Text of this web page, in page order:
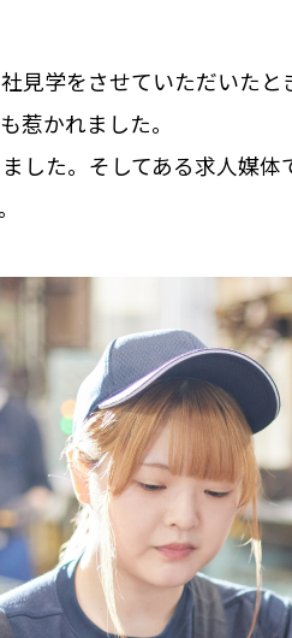
見学をさせていただいたと
惹かれました。
た。そしてある求人媒体